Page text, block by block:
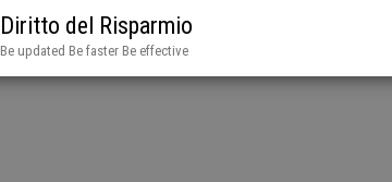
Diritto del Risparmio
Be updated Be faster Be effective